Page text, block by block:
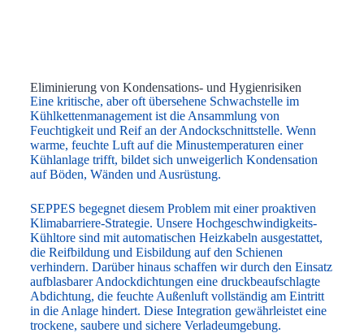
Eliminierung von Kondensations- und Hygienrisiken
Eine kritische, aber oft übersehene Schwachstelle im
Kühlkettenmanagement ist die Ansammlung von
Feuchtigkeit und Reif an der Andockschnittstelle. Wenn
warme, feuchte Luft auf die Minustemperaturen einer
Kühlanlage trifft, bildet sich unweigerlich Kondensation
auf Böden, Wänden und Ausrüstung.
SEPPES begegnet diesem Problem mit einer proaktiven
Klimabarriere-Strategie. Unsere Hochgeschwindigkeits-
Kühltore sind mit automatischen Heizkabeln ausgestattet,
die Reifbildung und Eisbildung auf den Schienen
verhindern. Darüber hinaus schaffen wir durch den Einsatz
aufblasbarer Andockdichtungen eine druckbeaufschlagte
Abdichtung, die feuchte Außenluft vollständig am Eintritt
in die Anlage hindert. Diese Integration gewährleistet eine
trockene, saubere und sichere Verladeumgebung.